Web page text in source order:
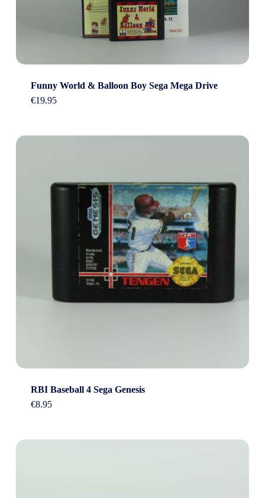
Funny World & Balloon Boy Sega Mega Drive
€19.95
RBI Baseball 4 Sega Genesis
€8.95